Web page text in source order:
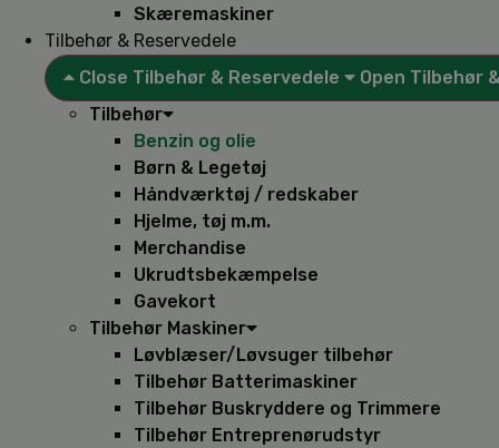
Skæremaskiner
Tilbehør & Reservedele
Close Tilbehør & Reservedele
Open Tilbehør
Tilbehør
Benzin og olie
Børn & Legetøj
Håndværktøj / redskaber
Hjelme, tøj m.m.
Merchandise
Ukrudtsbekæmpelse
Gavekort
Tilbehør Maskiner
Løvblæser/Løvsuger tilbehør
Tilbehør Batterimaskiner
Tilbehør Buskryddere og Trimmere
Tilbehør Entreprenørudstyr